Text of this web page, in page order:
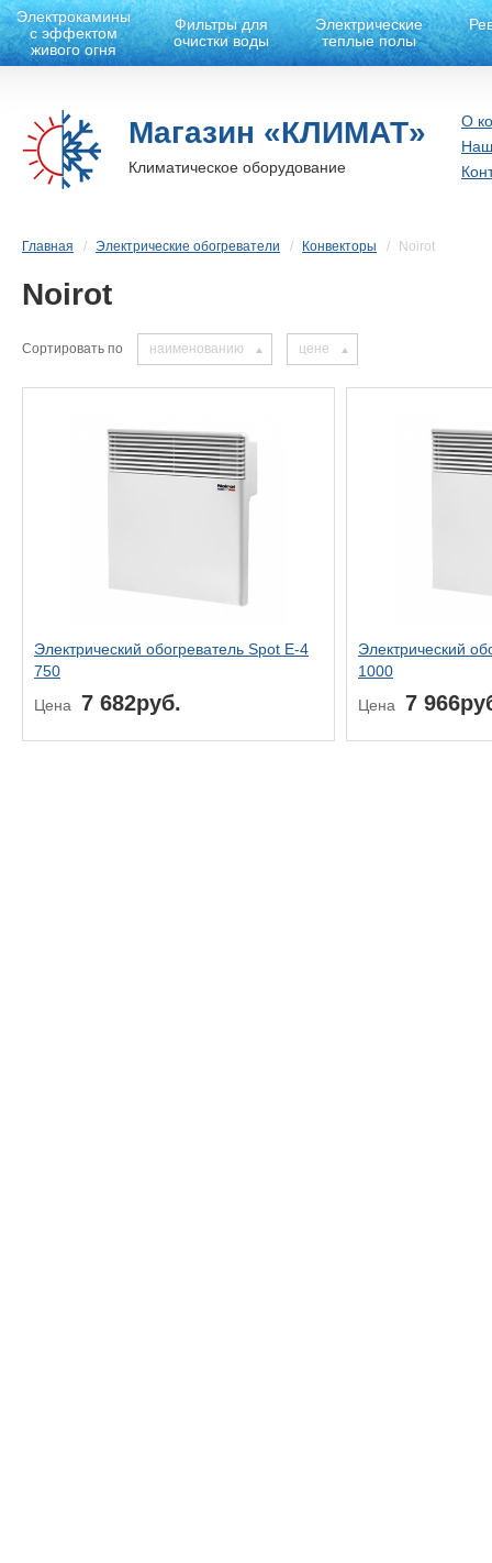
Электрокамины
с эффектом
живого огня
Фильтры для
очистки воды
Электрические
теплые полы
Магазин «КЛИМАТ»
Климатическое оборудование
О
Главная Электрические обогреватели Конвекторы Noirot
Noirot
Сортировать по наименованию цене
Электрический обогреватель Spot E-4
750
Цена 7 682руб.
Электрический
1000
Цена 7